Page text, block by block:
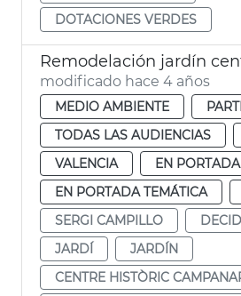
DOTACIONES VERDES
modificado hace 4 años
MEDIO AMBIENTE
TODAS LAS AUDIENCIAS
VALENCIA
EN PORTADA
EN PORTADA TEMÁTICA
SERGI CAMPILLO
JARDÍ
JARDÍN
CENTRE HISTÒRIC